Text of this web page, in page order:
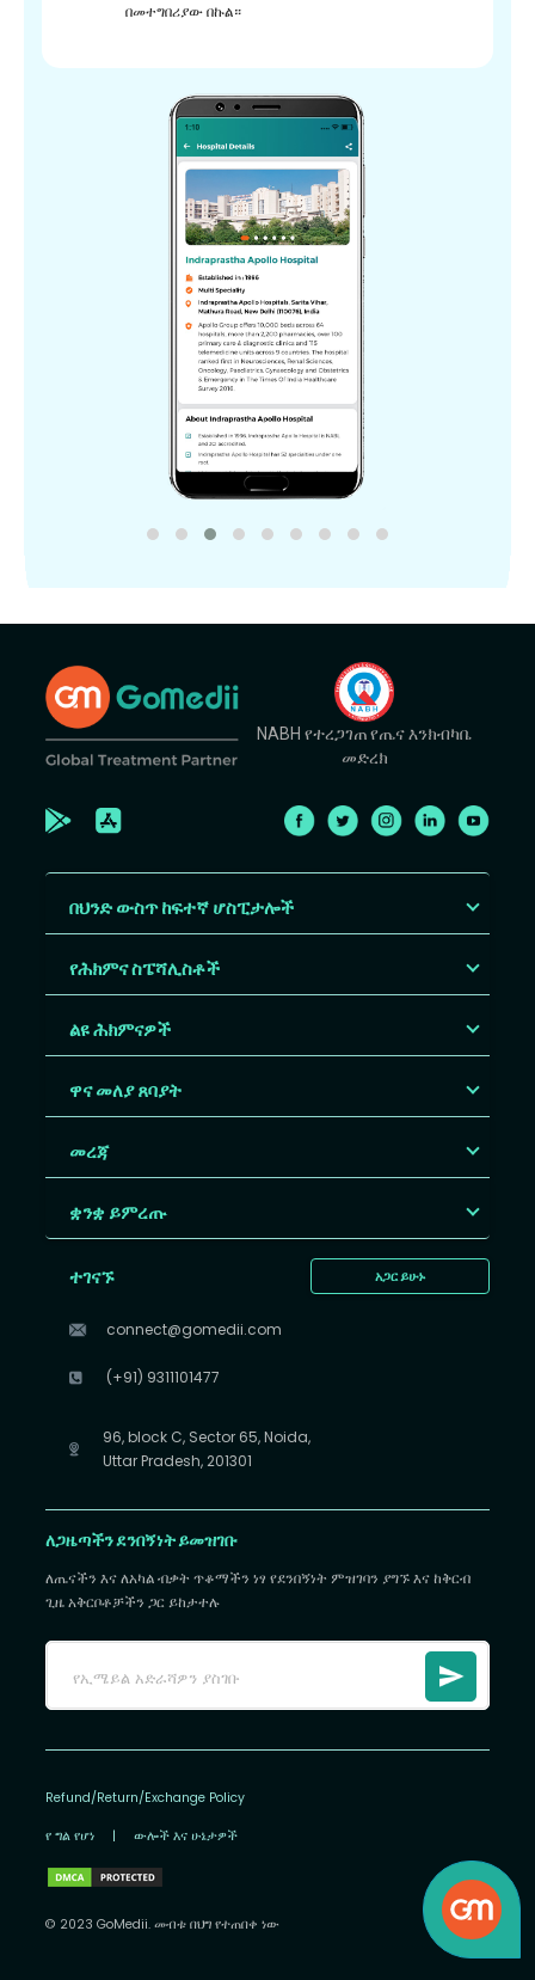
በመተግበሪያው በኩል።
NABH የተረጋገጠ የጤና እንክብካቤ
መድረክ
በህንድ ውስጥ ከፍተኛ ሆስፒታሎች
የሕክምና ስፔሻሊስቶች
ልዩ ሕክምናዎች
ዋና መለያ ጸባያት
መረጃ
ቋንቋ ይምረጡ
አጋር ይሁኑ
ተገናኙ
connect@gomedii.com
(+91) 9311101477
96, block C, Sector 65, Noida,
Uttar Pradesh, 201301
ለጋዜጣችን ደንበኝነት ይመዝገቡ
ለጤናችን እና ለአካል ብቃት ጥቆማችን ነፃ የደንበኝነት ምዝገባን ያግኙ እና ከቅርብ
ጊዜ አቅርቦቶቻችን ጋር ይከታተሉ
Refund/Return/Exchange Policy
የ ግል የሆነ | ውሎች እና ሁኔታዎች
© 2023 GoMedii. መብቱ በህግ የተጠበቀ ነው